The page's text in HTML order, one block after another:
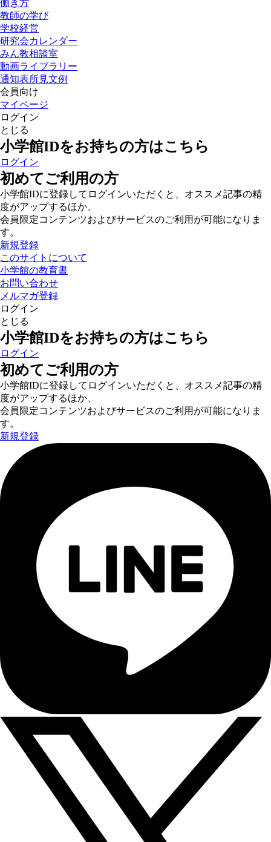
働き方
教師の学び
学校経営
研究会カレンダー
みん教相談室
動画ライブラリー
通知表所見文例
会員向け
マイページ
ログイン
とじる
小学館IDをお持ちの方はこちら
ログイン
初めてご利用の方
小学館IDに登録してログインいただくと、オススメ記事の精
度がアップするほか、
会員限定コンテンツおよびサービスのご利用が可能になりま
す。
新規登録
このサイトについて
小学館の教育書
お問い合わせ
メルマガ登録
ログイン
とじる
小学館IDをお持ちの方はこちら
ログイン
初めてご利用の方
小学館IDに登録してログインいただくと、オススメ記事の精
度がアップするほか、
会員限定コンテンツおよびサービスのご利用が可能になりま
す。
新規登録